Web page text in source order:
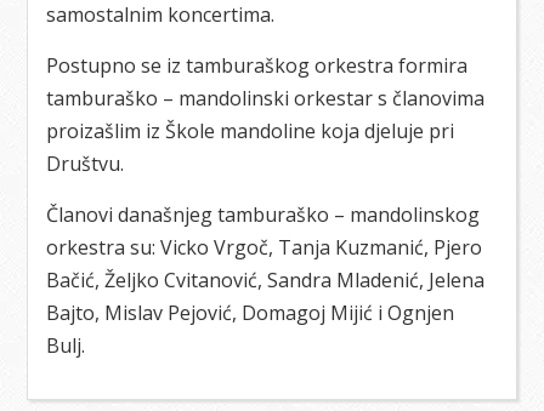
samostalnim koncertima.
Postupno se iz tamburaškog orkestra formira
tamburaško – mandolinski orkestar s članovima
proizašlim iz Škole mandoline koja djeluje pri
Društvu.
Članovi današnjeg tamburaško – mandolinskog
orkestra su: Vicko Vrgoč, Tanja Kuzmanić, Pjero
Bačić, Željko Cvitanović, Sandra Mladenić, Jelena
Bajto, Mislav Pejović, Domagoj Mijić i Ognjen
Bulj.